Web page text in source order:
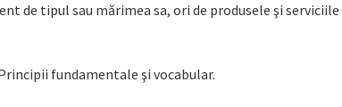
de tipul sau mărimea sa, ori de produsele şi serviciile
fundamentale şi vocabular.